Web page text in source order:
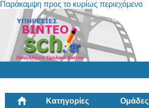
Παράκαμψη προς το κυρίως περιεχόμενο
Κατηγορίες Ομάδες